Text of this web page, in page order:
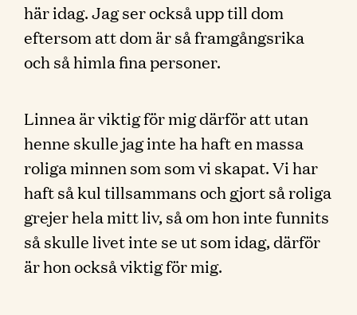
här idag. Jag ser också upp till dom
eftersom att dom är så framgångsrika
och så himla fina personer.
Linnea är viktig för mig därför att utan
henne skulle jag inte ha haft en massa
roliga minnen som som vi skapat. Vi har
haft så kul tillsammans och gjort så roliga
grejer hela mitt liv, så om hon inte funnits
så skulle livet inte se ut som idag, därför
är hon också viktig för mig.